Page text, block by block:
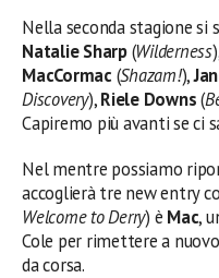
Nella seconda stagione si
Natalie Sharp(Wilderness
MacCormac (Shazam!),
Discovery),Riele Downs(
Capiremo più avanti se ci
Nel mentre possiamo
accoglierà tre new entry
Welcome to Derry) è Mac,
Cole per rimettere a
da corsa.